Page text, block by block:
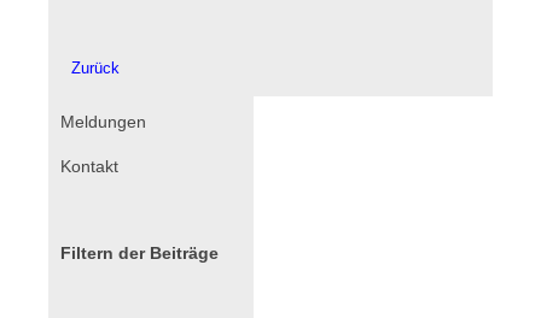
Zurück
Navigation
Meldungen
Kontakt
Filtern der Beiträge